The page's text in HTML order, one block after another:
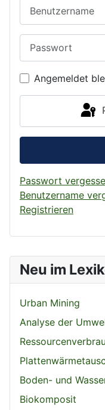
Neu im
Urban Mining
Analyse der
Boden- und
Biokomposit
Angemeldet
Passwort
Benutzername
Registrieren